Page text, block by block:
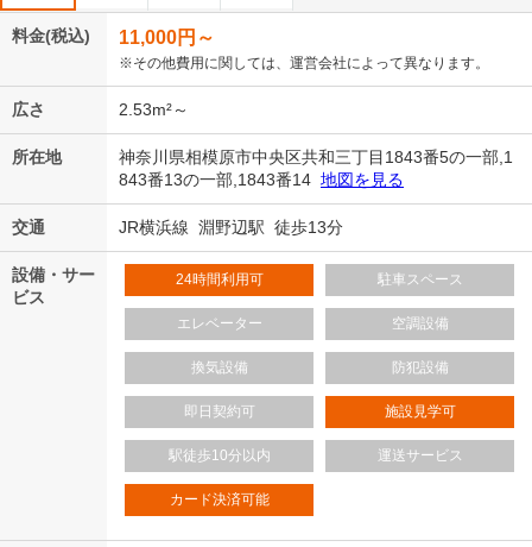
料金(税込) 11,000円～
※その他費用に関しては、運営会社によって異なります。
広さ 2.53m²～
所在地
神奈川県相模原市中央区共和三丁目1843番5の一部,1
843番13の一部,1843番14 地図を見る
交通 JR横浜線 淵野辺駅 徒歩13分
設備・サー
ビス
24時間利用可 駐車スペース
エレベーター 空調設備
換気設備 防犯設備
即日契約可 施設見学可
駅徒歩10分以内 運送サービス
カード決済可能